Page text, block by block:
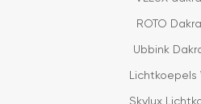
ROTO
Ubbink
Lichtkoepels
Skylux